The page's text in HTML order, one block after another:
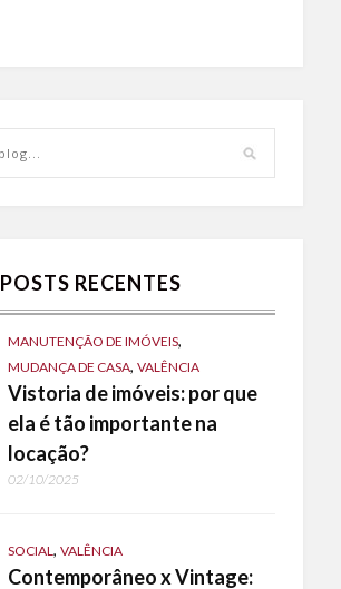
POSTS RECENTES
MANUTENÇÃO DE IMÓVEIS,
MUDANÇA DE CASA, VALÊNCIA
Vistoria de imóveis: por que
ela é tão importante na
locação?
02/10/2025
SOCIAL , VALÊNCIA
Contemporâneo x Vintage: